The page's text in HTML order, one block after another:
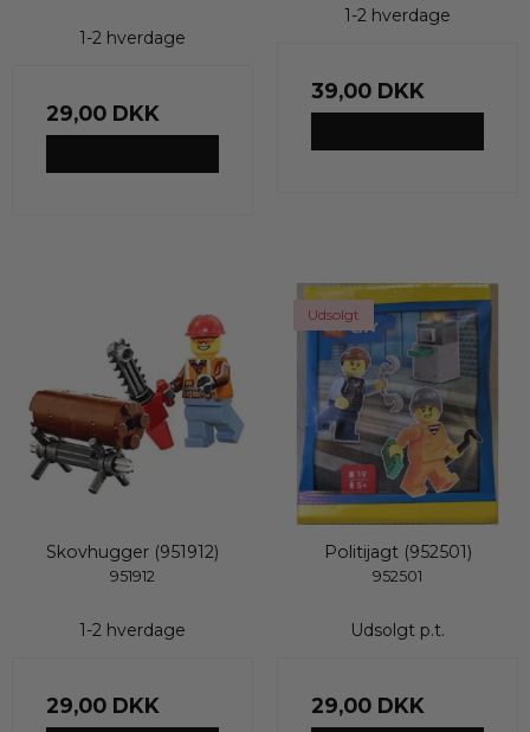
1-2 hverdage
29,00 DKK
1-2 hverdage
39,00 DKK
Skovhugger (951912)
951912
1-2 hverdage
29,00 DKK
Udsolgt
Politijagt (952501)
952501
Udsolgt p.t.
29,00 DKK